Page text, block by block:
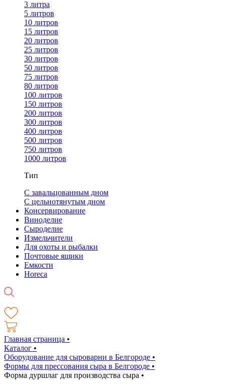
3 литра
5 литров
10 литров
15 литров
20 литров
25 литров
30 литров
50 литров
75 литров
80 литров
100 литров
150 литров
200 литров
300 литров
400 литров
500 литров
750 литров
1000 литров
Тип
С завальцованным дном
С цельнотянутым дном
Консервирование
Виноделие
Сыроделие
Измельчители
Для охоты и рыбалки
Почтовые ящики
Емкости
Horeca
Главная страница •
Каталог •
Оборудование для сыроварни в Белгороде •
Формы для прессования сыра в Белгороде •
Форма дуршлаг для производства сыра •